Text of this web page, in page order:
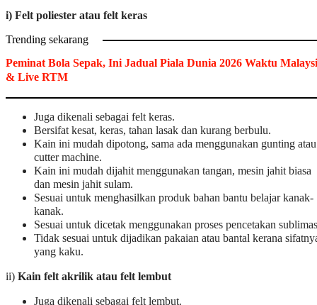
i) Felt poliester atau felt keras
Trending sekarang
Peminat Bola Sepak, Ini Jadual Piala Dunia 2026 Waktu
& Live RTM
Juga dikenali sebagai felt keras.
Bersifat kesat, keras, tahan lasak dan kurang berbulu.
Kain ini mudah dipotong, sama ada menggunakan gunting atau
cutter machine.
Kain ini mudah dijahit menggunakan tangan, mesin jahit biasa
dan mesin jahit sulam.
Sesuai untuk menghasilkan produk bahan bantu belajar kanak-
kanak.
Sesuai untuk dicetak menggunakan proses pencetakan
Tidak sesuai untuk dijadikan pakaian atau bantal kerana
yang kaku.
ii) Kain felt akrilik atau felt lembut
Juga dikenali sebagai felt lembut.